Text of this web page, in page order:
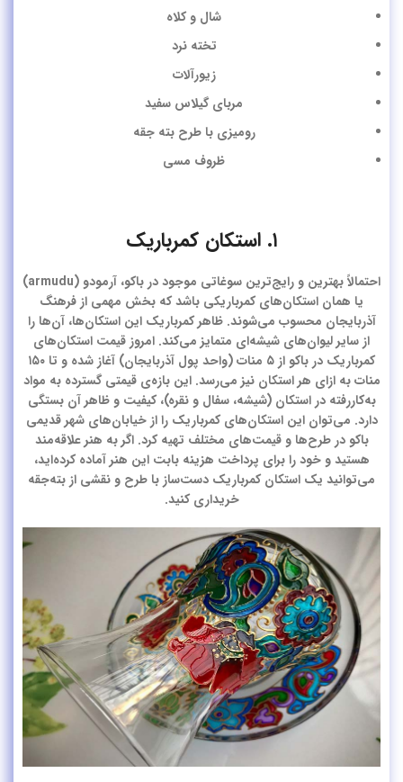
شال و کلاه
تخته نرد
زیورآلات
مربای گیلاس سفید
رومیزی با طرح بته جقه
ظروف مسی
۱. استکان کمرباریک
احتمالاً بهترین و رایج‌ترین سوغاتی موجود در باکو، آرمودو (armudu)
یا همان استکان‌های کمرباریکی باشد که بخش مهمی از فرهنگ
آذربایجان محسوب می‌شوند. ظاهر کمرباریک این استکان‌ها، آن‌ها را
از سایر لیوان‌های شیشه‌ای متمایز می‌کند. امروز قیمت استکان‌های
کمرباریک در باکو از ۵ منات (واحد پول آذربایجان) آغاز شده و تا ۱۵۰
منات به ازای هر استکان نیز می‌رسد. این بازه‌ی قیمتی گسترده به مواد
به‌کاررفته در استکان (شیشه، سفال و نقره)، کیفیت و ظاهر آن بستگی
دارد. می‌توان این استکان‌های کمرباریک را از خیابان‌های شهر قدیمی
باکو در طرح‌ها و قیمت‌های مختلف تهیه کرد. اگر به هنر علاقه‌مند
هستید و خود را برای پرداخت هزینه بابت این هنر آماده کرده‌اید،
می‌توانید یک استکان کمرباریک دست‌ساز با طرح و نقشی از بته‌جقه
خریداری کنید.